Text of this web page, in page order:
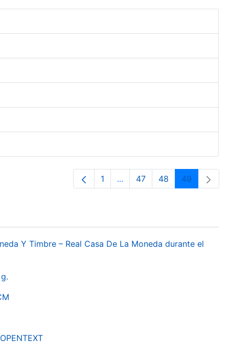
Página
1 ...Páginas intermedias Use
Página
47 Página
48 Página
49
Y Timbre – Real Casa De La Moneda durante el